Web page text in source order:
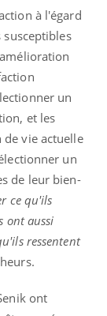
à l'égard
susceptibles
un
et les
de vie actuelle
un
de leur bien-
ce qu'ils
ont aussi
ressentent
ont